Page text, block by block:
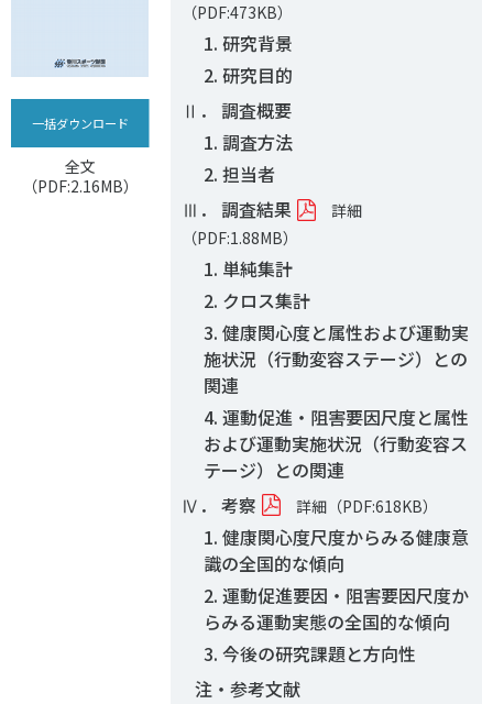
一括ダウンロード
全文
（PDF:2.16MB）
（PDF:473KB）
1. 研究背景
2. 研究目的
Ⅱ． 調査概要
1. 調査方法
2. 担当者
Ⅲ． 調査結果
詳細
（PDF:1.88MB）
1. 単純集計
2. クロス集計
3. 健康関心度と属性および運動実
施状況（行動変容ステージ）との
関連
4. 運動促進・阻害要因尺度と属性
および運動実施状況（行動変容ス
テージ）との関連
Ⅳ． 考察
詳細（PDF:618KB）
1. 健康関心度尺度からみる健康意
識の全国的な傾向
2. 運動促進要因・阻害要因尺度か
らみる運動実態の全国的な傾向
3. 今後の研究課題と方向性
注・参考文献